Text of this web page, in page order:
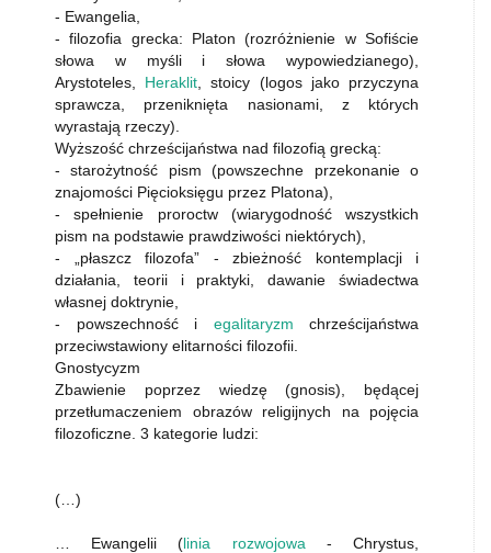
- Ewangelia,
- filozofia grecka: Platon (rozróżnienie w Sofiście
słowa w myśli i słowa wypowiedzianego),
Arystoteles, Heraklit , stoicy (logos jako przyczyna
sprawcza, przeniknięta nasionami, z których
wyrastają rzeczy).
Wyższość chrześcijaństwa nad filozofią grecką:
- starożytność pism (powszechne przekonanie o
znajomości Pięcioksięgu przez Platona),
- spełnienie proroctw (wiarygodność wszystkich
pism na podstawie prawdziwości niektórych),
- „płaszcz filozofa” - zbieżność kontemplacji i
działania, teorii i praktyki, dawanie świadectwa
własnej doktrynie,
- powszechność i egalitaryzm chrześcijaństwa
przeciwstawiony elitarności filozofii.
Gnostycyzm
Zbawienie poprzez wiedzę (gnosis), będącej
przetłumaczeniem obrazów religijnych na pojęcia
filozoficzne. 3 kategorie ludzi:
(…)
… Ewangelii (linia rozwojowa - Chrystus,